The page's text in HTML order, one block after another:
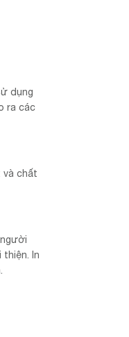
dụng
ra các
và chất
In